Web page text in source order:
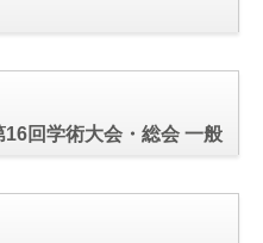
回学術大会・総会 一般